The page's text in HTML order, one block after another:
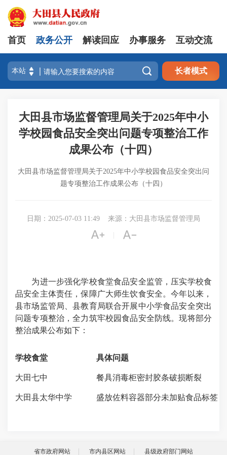
首页 政务公开 解读回应 办事服务 互动交流
 长者模式
大田县市场监督管理局关于2025年中小
学校园食品安全突出问题专项整治工作
成果公布（十四）
大田县市场监督管理局关于2025年中小学校园食品安全突出问
题专项整治工作成果公布（十四）
日期：2025-07-03 11:49 来源：大田县市场监督管理局
 
为进一步强化学校食堂食品安全监管，压实学校食
品安全主体责任，保障广大师生饮食安全。今年以来，
县市场监管局、县教育局联合开展中小学食品安全突出
问题专项整治，全力筑牢校园食品安全防线。现将部分
整治成果公布如下：
学校食堂 具体问题
大田七中 餐具消毒柜密封胶条破损断裂
大田县太华中学 盛放佐料容器部分未加贴食品标签
省市政府网站 市内县区网站 县级政府部门网站